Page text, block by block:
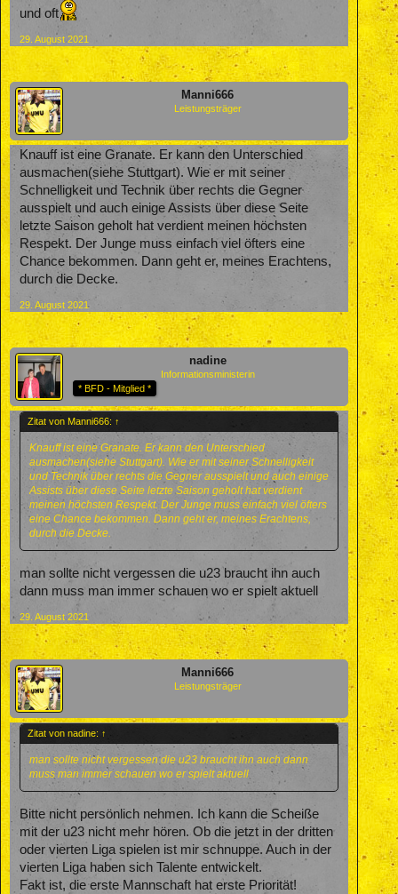
und oft
29. August 2021
Manni666
Leistungsträger
Knauff ist eine Granate. Er kann den Unterschied
ausmachen(siehe Stuttgart). Wie er mit seiner
Schnelligkeit und Technik über rechts die Gegner
ausspielt und auch einige Assists über diese Seite
letzte Saison geholt hat verdient meinen höchsten
Respekt. Der Junge muss einfach viel öfters eine
Chance bekommen. Dann geht er, meines Erachtens,
durch die Decke.
29. August 2021
nadine
Informationsministerin
* BFD - Mitglied *
Zitat von Manni666: ↑
Knauff ist eine Granate. Er kann den Unterschied
ausmachen(siehe Stuttgart). Wie er mit seiner Schnelligkeit
und Technik über rechts die Gegner ausspielt und auch einige
Assists über diese Seite letzte Saison geholt hat verdient
meinen höchsten Respekt. Der Junge muss einfach viel öfters
eine Chance bekommen. Dann geht er, meines Erachtens,
durch die Decke.
man sollte nicht vergessen die u23 braucht ihn auch
dann muss man immer schauen wo er spielt aktuell
29. August 2021
Manni666
Leistungsträger
Zitat von nadine: ↑
man sollte nicht vergessen die u23 braucht ihn auch dann
muss man immer schauen wo er spielt aktuell
Bitte nicht persönlich nehmen. Ich kann die Scheiße
mit der u23 nicht mehr hören. Ob die jetzt in der dritten
oder vierten Liga spielen ist mir schnuppe. Auch in der
vierten Liga haben sich Talente entwickelt.
Fakt ist, die erste Mannschaft hat erste Priorität!